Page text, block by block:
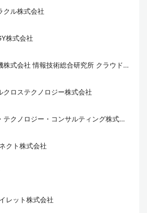
クル株式会社
株式会社
株式会社 情報技術総合研究所 クラウド技
ニティ
クロステクノロジー株式会社
テクノロジー・コンサルティング株式会
クト株式会社
レット株式会社